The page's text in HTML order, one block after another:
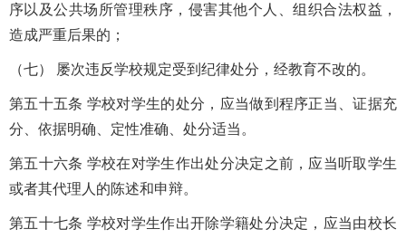
序以及公共场所管理秩序，侵害其他个人、组织合法权益，
造成严重后果的；
（七） 屡次违反学校规定受到纪律处分，经教育不改的。
第五十五条 学校对学生的处分，应当做到程序正当、证据充
分、依据明确、定性准确、处分适当。
第五十六条 学校在对学生作出处分决定之前，应当听取学生
或者其代理人的陈述和申辩。
第五十七条 学校对学生作出开除学籍处分决定，应当由校长